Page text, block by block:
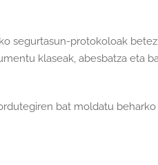
segurtasun-protokoloak betez.
klaseak, abesbatza eta
bat moldatu beharko